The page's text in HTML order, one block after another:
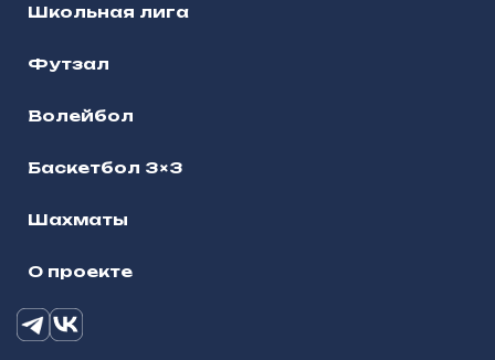
Школьная лига
Футзал
Волейбол
Баскетбол 3×3
Шахматы
О проекте